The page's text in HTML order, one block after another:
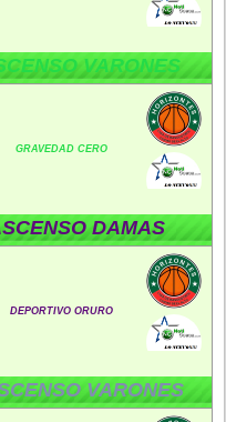
VARONES
GRAVEDAD CERO
DAMAS
DEPORTIVO ORURO
VARONES